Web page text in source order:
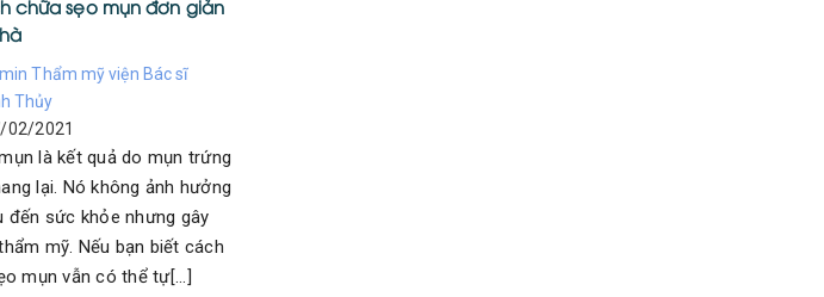
chữa sẹo mụn đơn giản
Thẩm mỹ viện Bác sĩ
Thủy
02/2021
là kết quả do mụn trứng
lại. Nó không ảnh hưởng
đến sức khỏe nhưng gây
mỹ. Nếu bạn biết cách
mụn vẫn có thể tự[...]